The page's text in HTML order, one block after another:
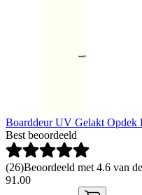
Boarddeur UV Gelakt Opdek
Best beoordeeld
(26)Beoordeeld met 4.6 van
91 .00